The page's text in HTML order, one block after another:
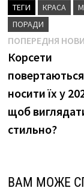
ТЕГИ КРАСА
ПОРАДИ
Навігація
записів
ПОПЕРЕДНЯ
Корсети
носити їх у
щоб
стильно?
ВАМ МОЖЕ